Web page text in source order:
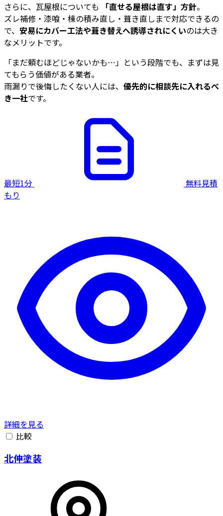
さらに、瓦屋根についても
「直せる屋根は直す」方針。
ズレ補修・漆喰・棟の積み直し・葺き直しまで対応できるの
で、 安易にカバー工法や葺き替えへ誘導されにくいのは大き
なメリットです。
「まだ頼むほどじゃないかも…」という段階でも、まずは見
てもらう価値がある業者。
雨漏りで後悔したくない人には、 優先的に相談先に入れるべ
き一社です。
最短1分
無料見積
もり
詳細を見る
比較
北伸塗装